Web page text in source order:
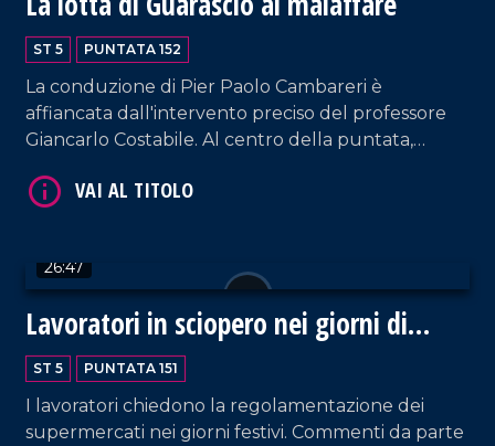
ST 5 PUNTATA 152
La conduzione di Pier Paolo Cambareri è
affiancata dall'intervento preciso del professore
Giancarlo Costabile. Al centro della puntata,
'Ndrangheta da parte del procuratore capo di
26:47
Lavoratori in sciopero nei giorni di
festa
ST 5 PUNTATA 151
I lavoratori chiedono la regolamentazione dei
supermercati nei giorni festivi. Commenti da parte